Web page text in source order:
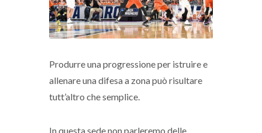
Produrre una progressione per istruire e
allenare una difesa a zona può risultare
tutt’altro che semplice.
In questa sede non parleremo delle